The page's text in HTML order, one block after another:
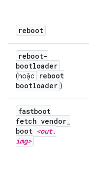
reboot
reboot-
bootloader
(hoặc
reboot
bootloader )
fastboot
fetch vendor_
boot <out.
img>